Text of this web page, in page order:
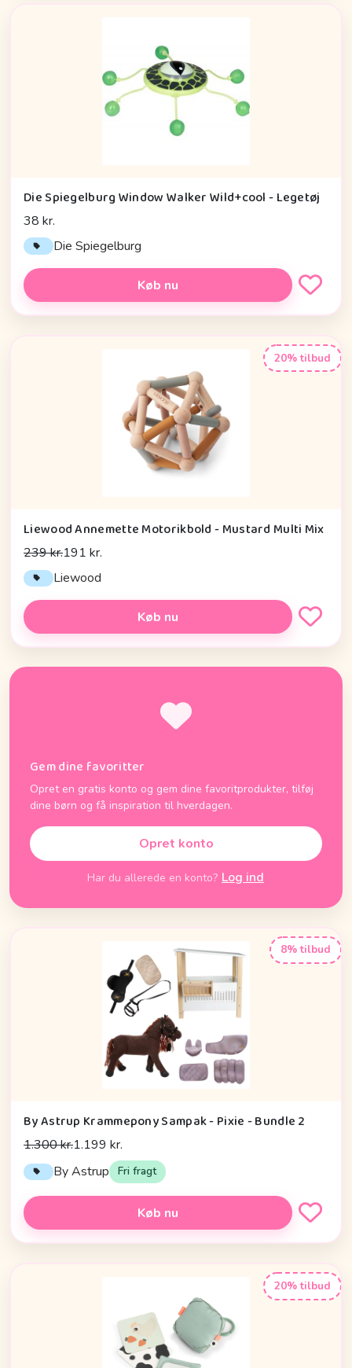
Die Spiegelburg Window Walker Wild+cool - Legetøj
38 kr.
Die Spiegelburg
Køb nu
20% tilbud
Liewood Annemette Motorikbold - Mustard Multi Mix
239 kr.191 kr.
Liewood
Køb nu
Gem dine favoritter
Opret en gratis konto og gem dine favoritprodukter, tilføj
dine børn og få inspiration til hverdagen.
Opret konto
Har du allerede en konto? Log ind
8% tilbud
By Astrup Krammepony Sampak - Pixie - Bundle 2
1.300 kr.1.199 kr.
By Astrup Fri fragt
Køb nu
20% tilbud